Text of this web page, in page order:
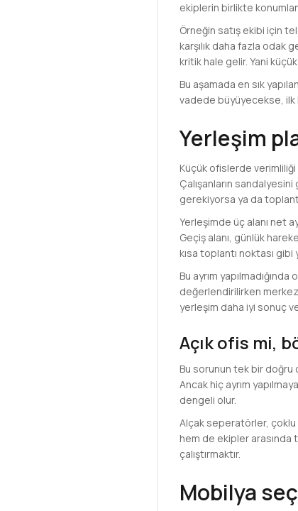
ekiplerin birlikte
Örneğin satış ekibi için
karşılık daha fazla odak
kritik hale gelir. Yani
Bu aşamada en sık
vadede büyüyecekse,
Yerleşim
Küçük ofislerde verimliliği
Çalışanların
gerekiyorsa ya da
Yerleşimde üç alanı net
Geçiş alanı, günlük
kısa toplantı noktası gibi
Bu ayrım
değerlendirilirken
yerleşim daha iyi sonuç
Açık ofis mi,
Bu sorunun tek bir doğru
Ancak hiç ayrım
dengeli olur.
Alçak seperatörler, çoklu
hem de ekipler arasında
çalıştırmaktır.
Mobilya